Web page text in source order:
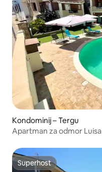
Kondominij – Tergu
Apartman za odmor Luisa
Superhost
Superhost